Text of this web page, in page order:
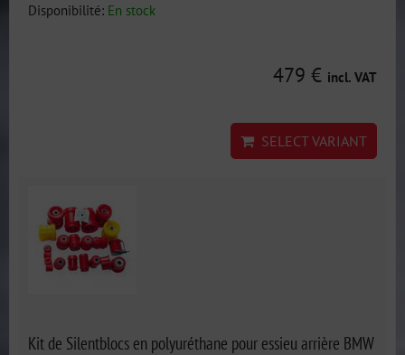
Disponibilité: En stock
479 € incl. VAT
SELECT VARIANT
Kit de Silentblocs en polyuréthane pour essieu arrière BMW